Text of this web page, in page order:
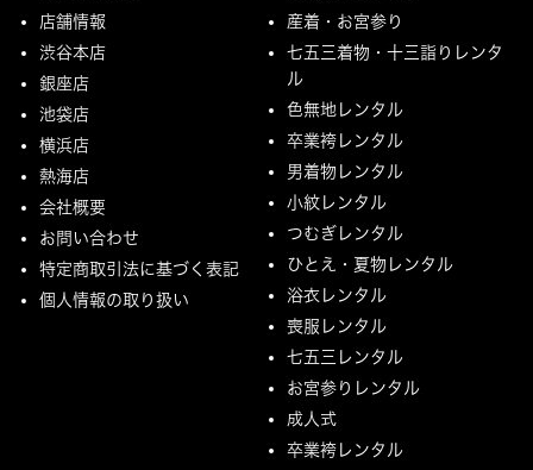
店舗情報
渋谷本店
銀座店
池袋店
横浜店
熱海店
会社概要
お問い合わせ
特定商取引法に基づく表記
個人情報の取り扱い
産着・お宮参り
七五三着物・十三詣りレンタ
ル
色無地レンタル
卒業袴レンタル
男着物レンタル
小紋レンタル
つむぎレンタル
ひとえ・夏物レンタル
浴衣レンタル
喪服レンタル
七五三レンタル
お宮参りレンタル
成人式
卒業袴レンタル